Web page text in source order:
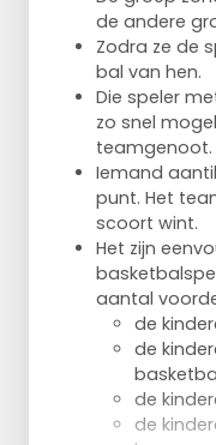
Speler 1
Zo snel als
schieten.
Als de speler
rebound
vanaf de
wordt (als
een stukje
Als speler 2
gescoord
meer
Na een score
zodat die
Zelf achter
Speel door
Let op dat
worden
de andere
Zodra ze de
bal van hen.
Die speler
zo snel
teamgenoot.
Iemand
punt. Het
scoort wint.
Het zijn
aantal
de
de
de
de